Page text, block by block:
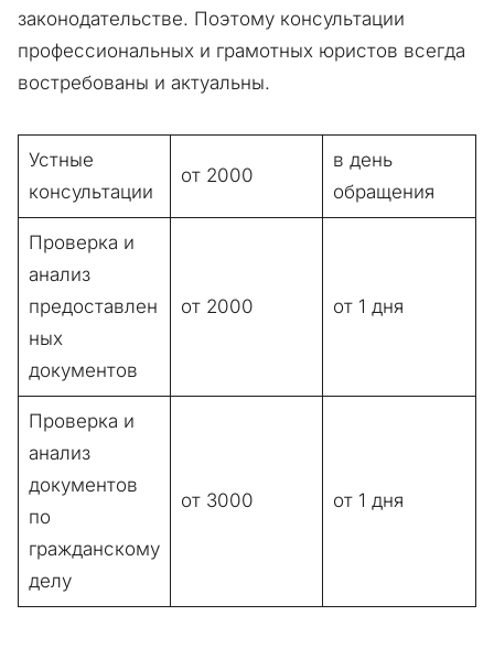
законодательстве. Поэтому консультации
профессиональных и грамотных юристов всегда
востребованы и актуальны.
Устные
консультации
от 2000
в день
обращения
Проверка и
анализ
предоставлен
ных
документов
от 2000 от 1 дня
Проверка и
анализ
документов
по
гражданскому
делу
от 3000 от 1 дня